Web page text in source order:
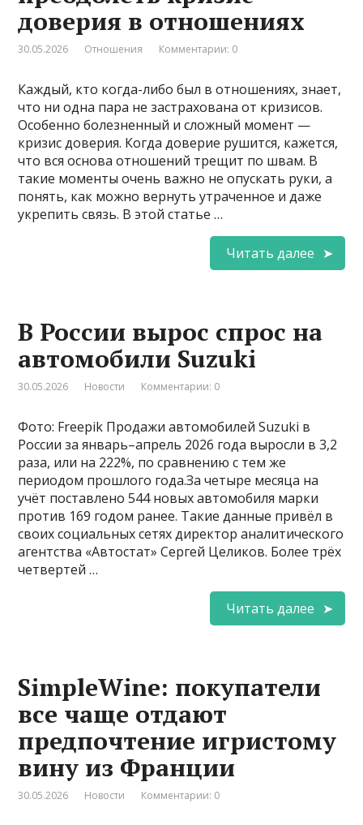
доверия в отношениях
30.05.2026 Отношения Комментарии: 0
Каждый, кто когда-либо был в отношениях, знает,
что ни одна пара не застрахована от кризисов.
Особенно болезненный и сложный момент —
кризис доверия. Когда доверие рушится, кажется,
что вся основа отношений трещит по швам. В
такие моменты очень важно не опускать руки, а
понять, как можно вернуть утраченное и даже
укрепить связь. В этой статье …
Читать далее
В России вырос спрос на
автомобили Suzuki
30.05.2026 Новости Комментарии: 0
Фото: Freepik Продажи автомобилей Suzuki в
России за январь–апрель 2026 года выросли в 3,2
раза, или на 222%, по сравнению с тем же
периодом прошлого года.За четыре месяца на
учёт поставлено 544 новых автомобиля марки
против 169 годом ранее. Такие данные привёл в
своих социальных сетях директор аналитического
агентства «Автостат» Сергей Целиков. Более трёх
четвертей …
Читать далее
SimpleWine: покупатели
все чаще отдают
предпочтение игристому
вину из Франции
30.05.2026 Новости Комментарии: 0